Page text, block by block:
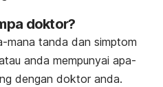
doktor?
mana tanda dan simptom
anda mempunyai apa-
dengan doktor anda.